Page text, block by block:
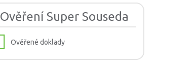
Ověření Super Souseda
Ověřené doklady